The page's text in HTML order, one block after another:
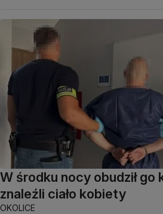
W środku nocy obudził go
znaleźli ciało kobiety
OKOLICE